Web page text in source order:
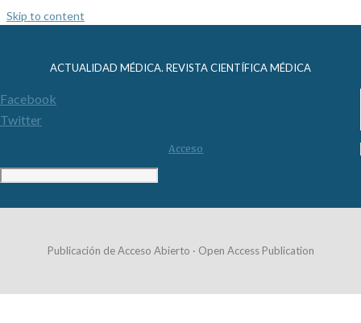
Skip to content
ACTUALIDAD MÉDICA. REVISTA CIENTÍFICA MÉDICA
Facebook
Twitter
Acceso
Publicación de Acceso Abierto · Open Access Publication